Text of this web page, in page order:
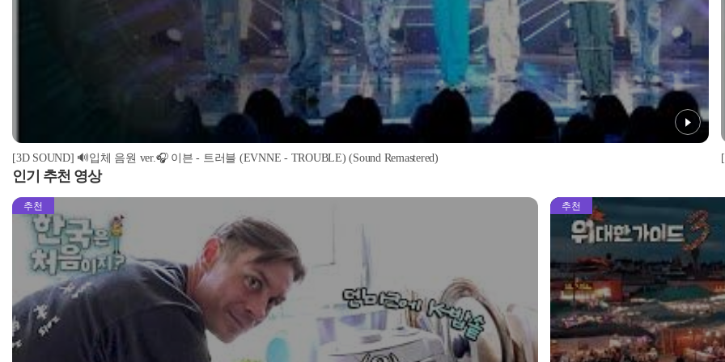
[3D SOUND] 🔊입체 음원 ver.🎧 이븐 - 트러블 (EVNNE - TROUBLE) (Sound Remastered)
인기 추천 영상
추천 추천